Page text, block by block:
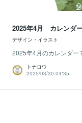
2025年4月 カレンダ
デザイン・イラスト
2025年4月のカレンダー
トナロウ
2025/03/30 04:35